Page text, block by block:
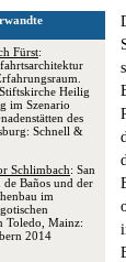
Fürst:
Heilig
im Szenario
des
Schnell &
Schlimbach: San
de Baños und der
im
Toledo, Mainz:
2014